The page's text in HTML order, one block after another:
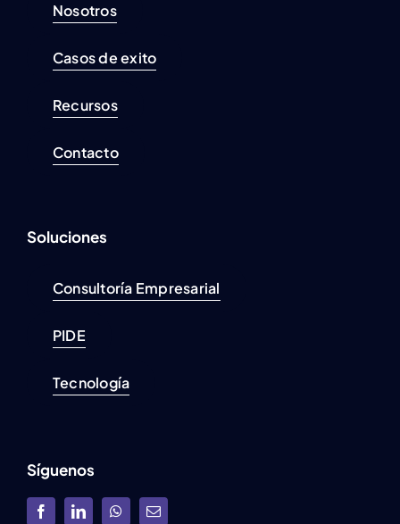
Nosotros
Casos de exito
Recursos
Contacto
Soluciones
Consultoría Empresarial
PIDE
Tecnología
Síguenos